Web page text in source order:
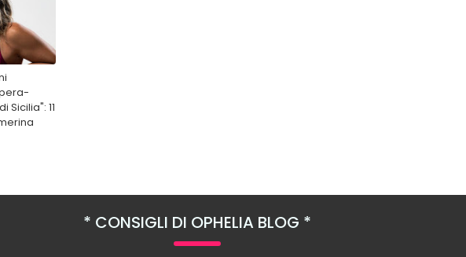
Sicilia": 11
CONSIGLI DI OPHELIA BLOG